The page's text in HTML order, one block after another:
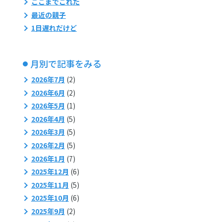
最近の親子
1日遅れだけど
月別で記事をみる
2026年7月 (2)
2026年6月 (2)
2026年5月 (1)
2026年4月 (5)
2026年3月 (5)
2026年2月 (5)
2026年1月 (7)
2025年12月 (6)
2025年11月 (5)
2025年10月 (6)
2025年9月 (2)